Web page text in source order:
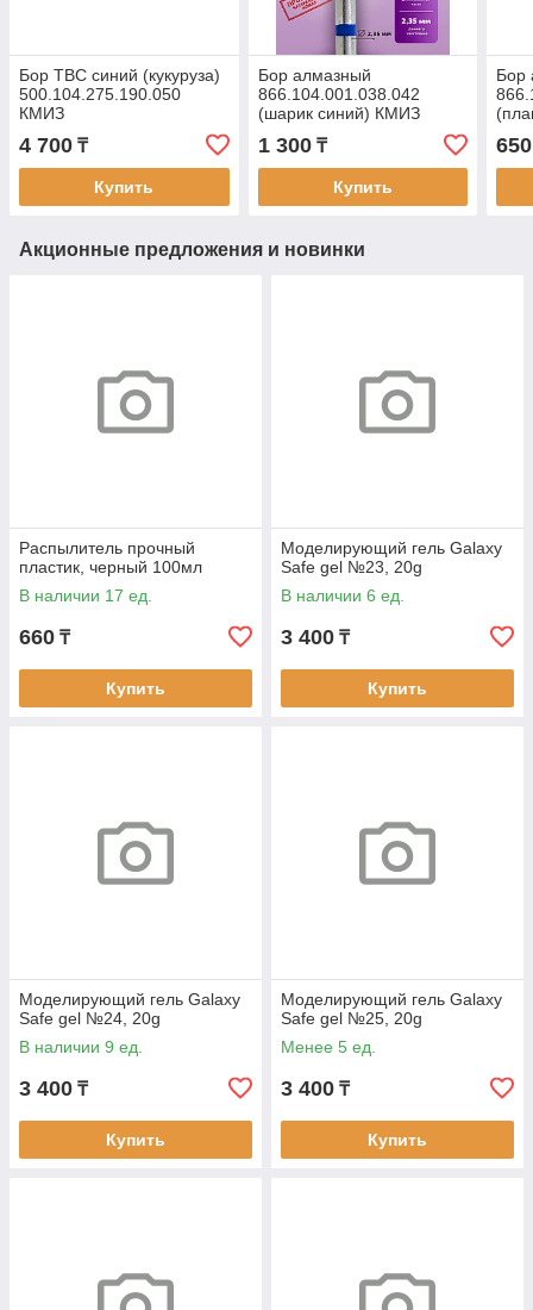
Бор ТВС синий (кукуруза)
500.104.275.190.050
КМИЗ
4 700 ₸
Купить
Бор алмазный
866.104.001.038.042
(шарик синий) КМИЗ
1 300₸
Купить
Бор
650
Акционные предложения и новинки
Распылитель прочный
пластик, черный 100мл
В наличии 17 ед.
660 ₸
Купить
Моделирующий гель Galaxy
Safe gel №23, 20g
В наличии 6 ед.
3 400 ₸
Купить
Моделирующий гель Galaxy
Safe gel №24, 20g
В наличии 9 ед.
3 400 ₸
Купить
Моделирующий гель Galaxy
Safe gel №25, 20g
Менее 5 ед.
3 400 ₸
Купить